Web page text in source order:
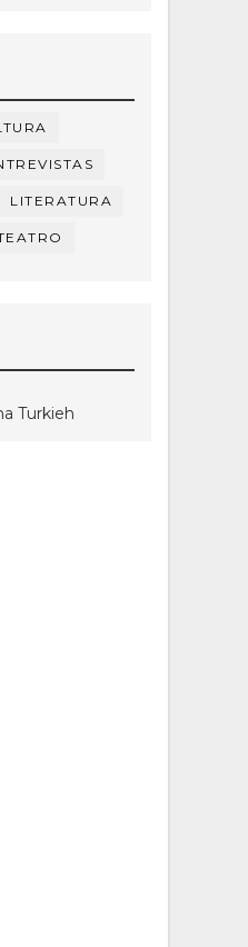
LITERATURA
Turkieh